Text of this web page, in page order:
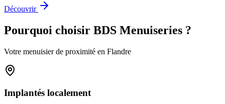
Découvrir
Pourquoi choisir BDS Menuiseries ?
Votre menuisier de proximité en Flandre
Implantés localement